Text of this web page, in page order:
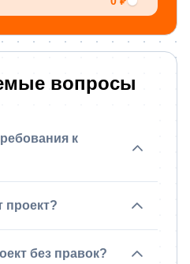
вопросы
к
проект?
без правок?